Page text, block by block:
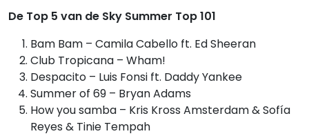
De Top 5 van de Sky Summer Top 101
Bam Bam – Camila Cabello ft. Ed Sheeran
Club Tropicana – Wham!
Despacito – Luis Fonsi ft. Daddy Yankee
Summer of 69 – Bryan Adams
How you samba – Kris Kross Amsterdam & Sofía
Reyes & Tinie Tempah